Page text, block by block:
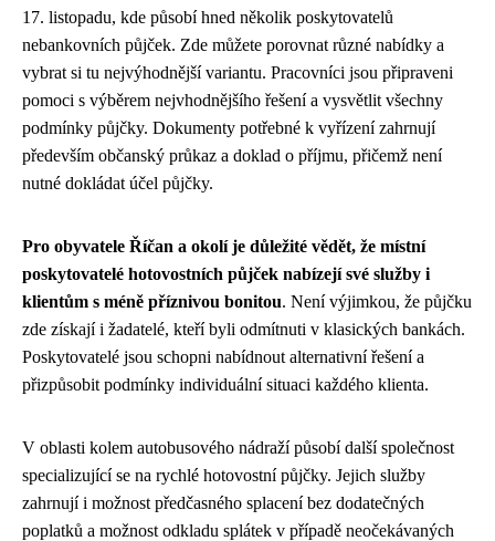
17. listopadu, kde působí hned několik poskytovatelů
nebankovních půjček. Zde můžete porovnat různé nabídky a
vybrat si tu nejvýhodnější variantu. Pracovníci jsou připraveni
pomoci s výběrem nejvhodnějšího řešení a vysvětlit všechny
podmínky půjčky. Dokumenty potřebné k vyřízení zahrnují
především občanský průkaz a doklad o příjmu, přičemž není
nutné dokládat účel půjčky.
Pro obyvatele Říčan a okolí je důležité vědět, že místní
poskytovatelé hotovostních půjček nabízejí své služby i
klientům s méně příznivou bonitou. Není výjimkou, že půjčku
zde získají i žadatelé, kteří byli odmítnuti v klasických bankách.
Poskytovatelé jsou schopni nabídnout alternativní řešení a
přizpůsobit podmínky individuální situaci každého klienta.
V oblasti kolem autobusového nádraží působí další společnost
specializující se na rychlé hotovostní půjčky. Jejich služby
zahrnují i možnost předčasného splacení bez dodatečných
poplatků a možnost odkladu splátek v případě neočekávaných